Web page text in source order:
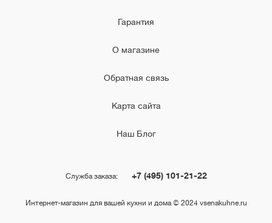
Гарантия
О магазине
Обратная связь
Карта сайта
Наш Блог
Служба заказа: +7 (495) 101-21-22
Интернет-магазин для вашей кухни и дома © 2024 vsenakuhne.ru